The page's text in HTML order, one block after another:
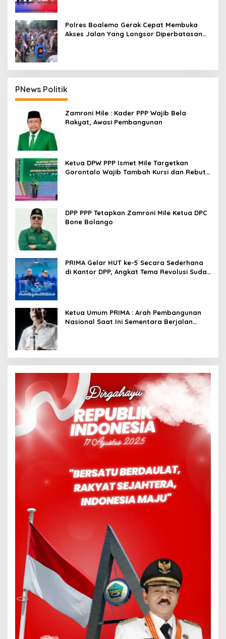
Polres Boalemo Gerak Cepat Membuka
Akses Jalan Yang Longsor Diperbatasan
PNews Politik
Zamroni Mile : Kader PPP Wajib Bela
Rakyat, Awasi Pembangunan
Ketua DPW PPP Ismet Mile Targetkan
Gorontalo Wajib Tambah Kursi dan Rebut
DPP PPP Tetapkan Zamroni Mile Ketua DPC
Bone Bolango
PRIMA Gelar HUT ke-5 Secara Sederhana
di Kantor DPP, Angkat Tema Revolusi Sudah
Ketua Umum PRIMA : Arah Pembangunan
Nasional Saat Ini Sementara Berjalan